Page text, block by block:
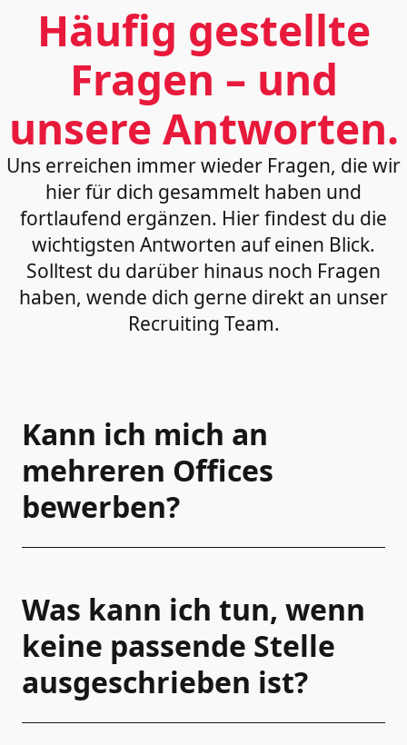
Häufig gestellte
Fragen – und
unsere Antworten.
Uns erreichen immer wieder Fragen, die wir
hier für dich gesammelt haben und
fortlaufend ergänzen. Hier findest du die
wichtigsten Antworten auf einen Blick.
Solltest du darüber hinaus noch Fragen
haben, wende dich gerne direkt an unser
Recruiting Team.
Kann ich mich an
mehreren Offices
bewerben?
Was kann ich tun, wenn
keine passende Stelle
ausgeschrieben ist?